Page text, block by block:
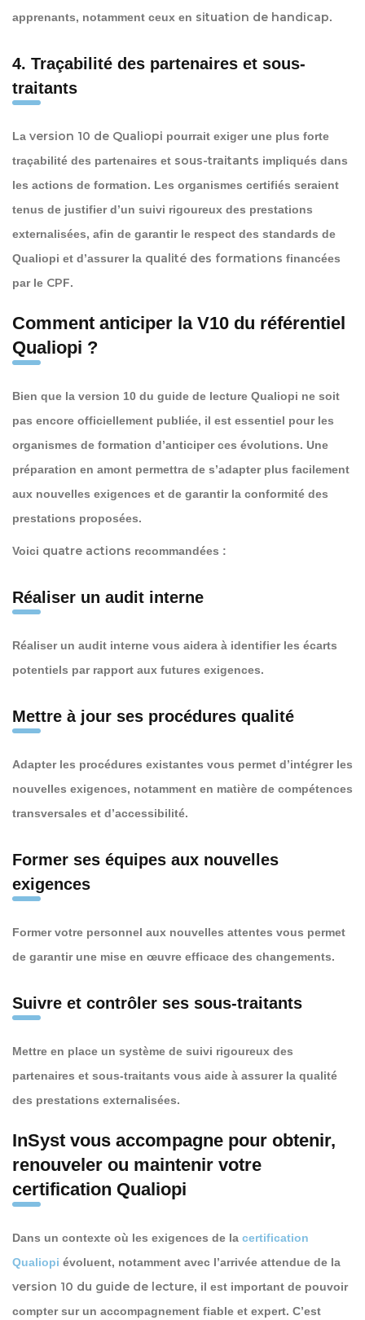
apprenants, notamment ceux en situation de handicap.
4. Traçabilité des partenaires et sous-
traitants
La version 10 de Qualiopi pourrait exiger une plus forte
traçabilité des partenaires et sous-traitants impliqués dans
les actions de formation. Les organismes certifiés seraient
tenus de justifier d’un suivi rigoureux des prestations
externalisées, afin de garantir le respect des standards de
Qualiopi et d’assurer la qualité des formations financées
par le CPF.
Comment anticiper la V10 du référentiel
Qualiopi ?
Bien que la version 10 du guide de lecture Qualiopi ne soit
pas encore officiellement publiée, il est essentiel pour les
organismes de formation d’anticiper ces évolutions. Une
préparation en amont permettra de s’adapter plus facilement
aux nouvelles exigences et de garantir la conformité des
prestations proposées.
Voici quatre actions recommandées :
Réaliser un audit interne
Réaliser un audit interne vous aidera à identifier les écarts
potentiels par rapport aux futures exigences.
Mettre à jour ses procédures qualité
Adapter les procédures existantes vous permet d’intégrer les
nouvelles exigences, notamment en matière de compétences
transversales et d’accessibilité.
Former ses équipes aux nouvelles
exigences
Former votre personnel aux nouvelles attentes vous permet
de garantir une mise en œuvre efficace des changements.
Suivre et contrôler ses sous-traitants
Mettre en place un système de suivi rigoureux des
partenaires et sous-traitants vous aide à assurer la qualité
des prestations externalisées.
InSyst vous accompagne pour obtenir,
renouveler ou maintenir votre
certification Qualiopi
Dans un contexte où les exigences de la certification
Qualiopi évoluent, notamment avec l’arrivée attendue de la
version 10 du guide de lecture, il est important de pouvoir
compter sur un accompagnement fiable et expert. C’est